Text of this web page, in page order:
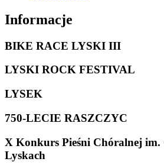
Informacje
BIKE RACE LYSKI III
LYSKI ROCK FESTIVAL
LYSEK
750-LECIE RASZCZYC
X Konkurs Pieśni Chóralnej im.
Lyskach